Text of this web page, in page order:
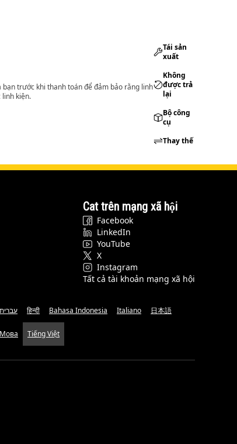
bạn trước khi thanh toán để đảm bảo rằng linh
linh kiện.
Tái sản
xuất
Không
được trả
lại
Bộ công
cụ
Thay thế
Cat trên mạng xã hội
Facebook
LinkedIn
YouTube
X
Instagram
Tất cả tài khoản mạng xã hội
עברית हिन्दी Bahasa Indonesia Italiano 日本語
Tiếng Việt